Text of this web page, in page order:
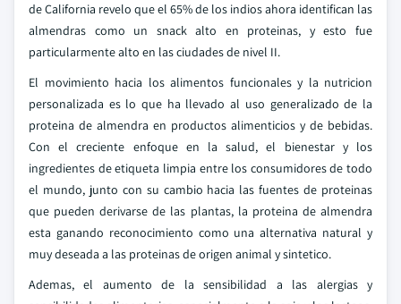
de California revelo que el 65% de los indios ahora identifican las
almendras como un snack alto en proteinas, y esto fue
particularmente alto en las ciudades de nivel II.
El movimiento hacia los alimentos funcionales y la nutricion
personalizada es lo que ha llevado al uso generalizado de la
proteina de almendra en productos alimenticios y de bebidas.
Con el creciente enfoque en la salud, el bienestar y los
ingredientes de etiqueta limpia entre los consumidores de todo
el mundo, junto con su cambio hacia las fuentes de proteinas
que pueden derivarse de las plantas, la proteina de almendra
esta ganando reconocimiento como una alternativa natural y
muy deseada a las proteinas de origen animal y sintetico.
Ademas, el aumento de la sensibilidad a las alergias y